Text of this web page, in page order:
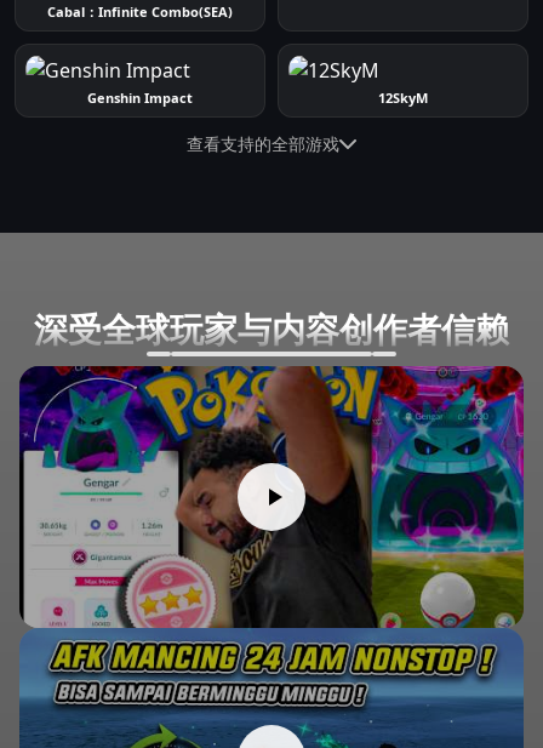
Cabal：Infinite Combo(SEA)
Genshin Impact 12SkyM
查看支持的全部游戏
深受全球玩家与内容创作者信赖